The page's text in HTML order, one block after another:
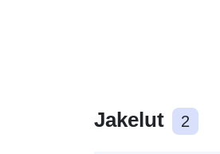
Jakelut 2